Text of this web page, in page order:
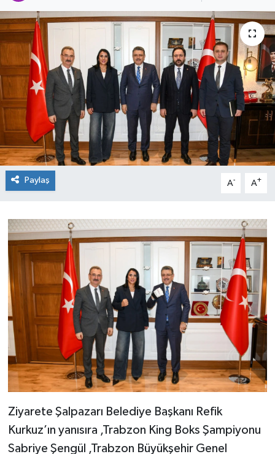
Paylaş A- A+
Ziyarete Şalpazarı Belediye Başkanı Refik
Kurkuz’ın yanısıra ,Trabzon King Boks Şampiyonu
Sabriye Şengül ,Trabzon Büyükşehir Genel